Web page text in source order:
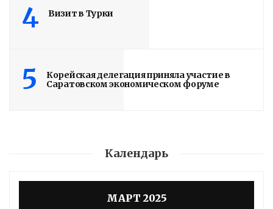
4 Визит в Турки
5
Корейская делегация приняла участие в
Саратовском экономическом форуме
Календарь
МАРТ 2025